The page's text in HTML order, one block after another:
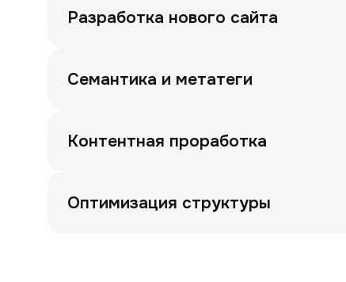
Разработка нового сайта
Семантика и метатеги
Контентная проработка
Оптимизация структуры